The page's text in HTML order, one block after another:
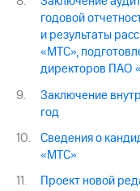
годовой
и результаты
«МТС»,
директоров ПАО
Заключение
год
Сведения о
«МТС»
Проект новой